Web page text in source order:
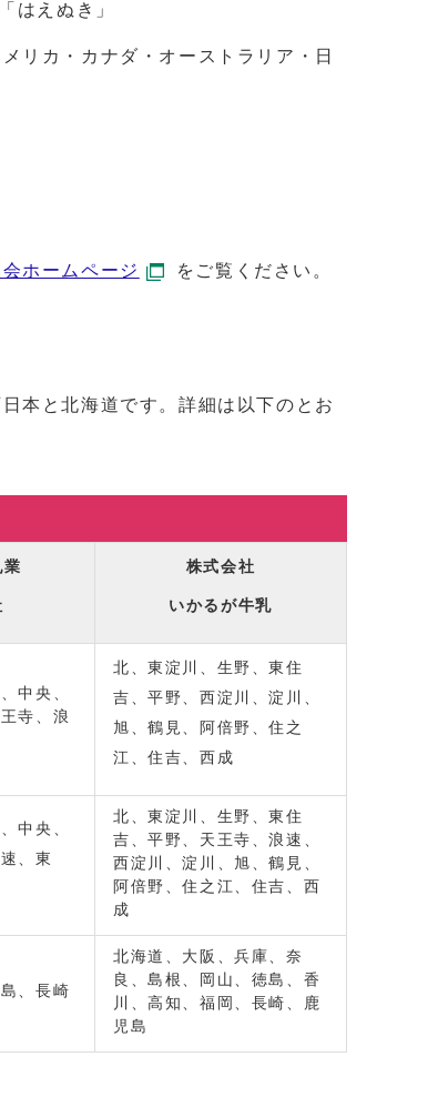
ぬき」
リカ・カナダ・オーストラリア・日
ホームページ をご覧ください。
本と北海道です。詳細は以下のとお
業 株式会社
いかるが牛乳
中央、
寺、浪
北、東淀川、生野、東住
吉、平野、西淀川、淀川、
旭、鶴見、阿倍野、住之
江、住吉、西成
中央、
、東
北、東淀川、生野、東住
吉、平野、天王寺、浪速、
西淀川、淀川、旭、鶴見、
阿倍野、住之江、住吉、西
成
、長崎
北海道、大阪、兵庫、奈
良、島根、岡山、徳島、香
川、高知、福岡、長崎、鹿
児島